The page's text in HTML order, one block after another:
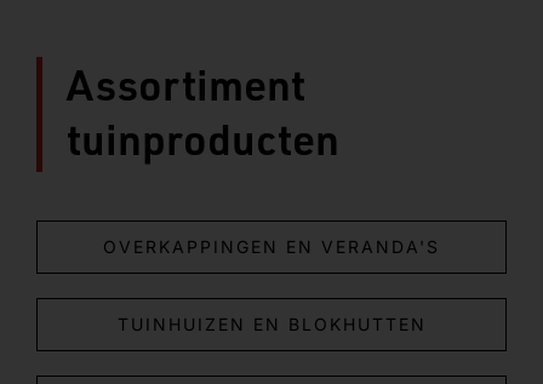
Assortiment
tuinproducten
OVERKAPPINGEN EN VERANDA'S
TUINHUIZEN EN BLOKHUTTEN